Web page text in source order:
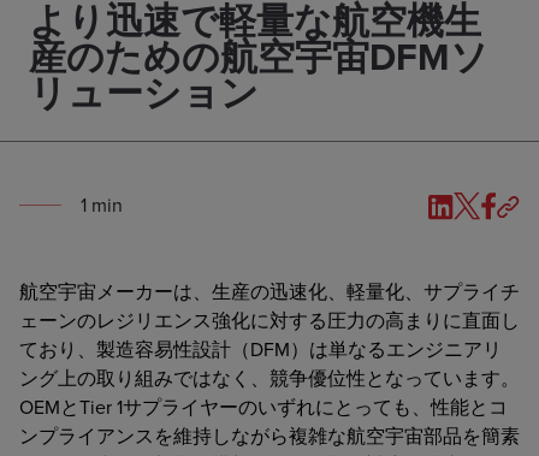
より迅速で軽量な航空機生
産のための航空宇宙DFMソ
リューション
1 min
航空宇宙メーカーは、生産の迅速化、軽量化、サプライチ
ェーンのレジリエンス強化に対する圧力の高まりに直面し
ており、製造容易性設計（DFM）は単なるエンジニアリ
ング上の取り組みではなく、競争優位性となっています。
OEMとTier 1サプライヤーのいずれにとっても、性能とコ
ンプライアンスを維持しながら複雑な航空宇宙部品を簡素